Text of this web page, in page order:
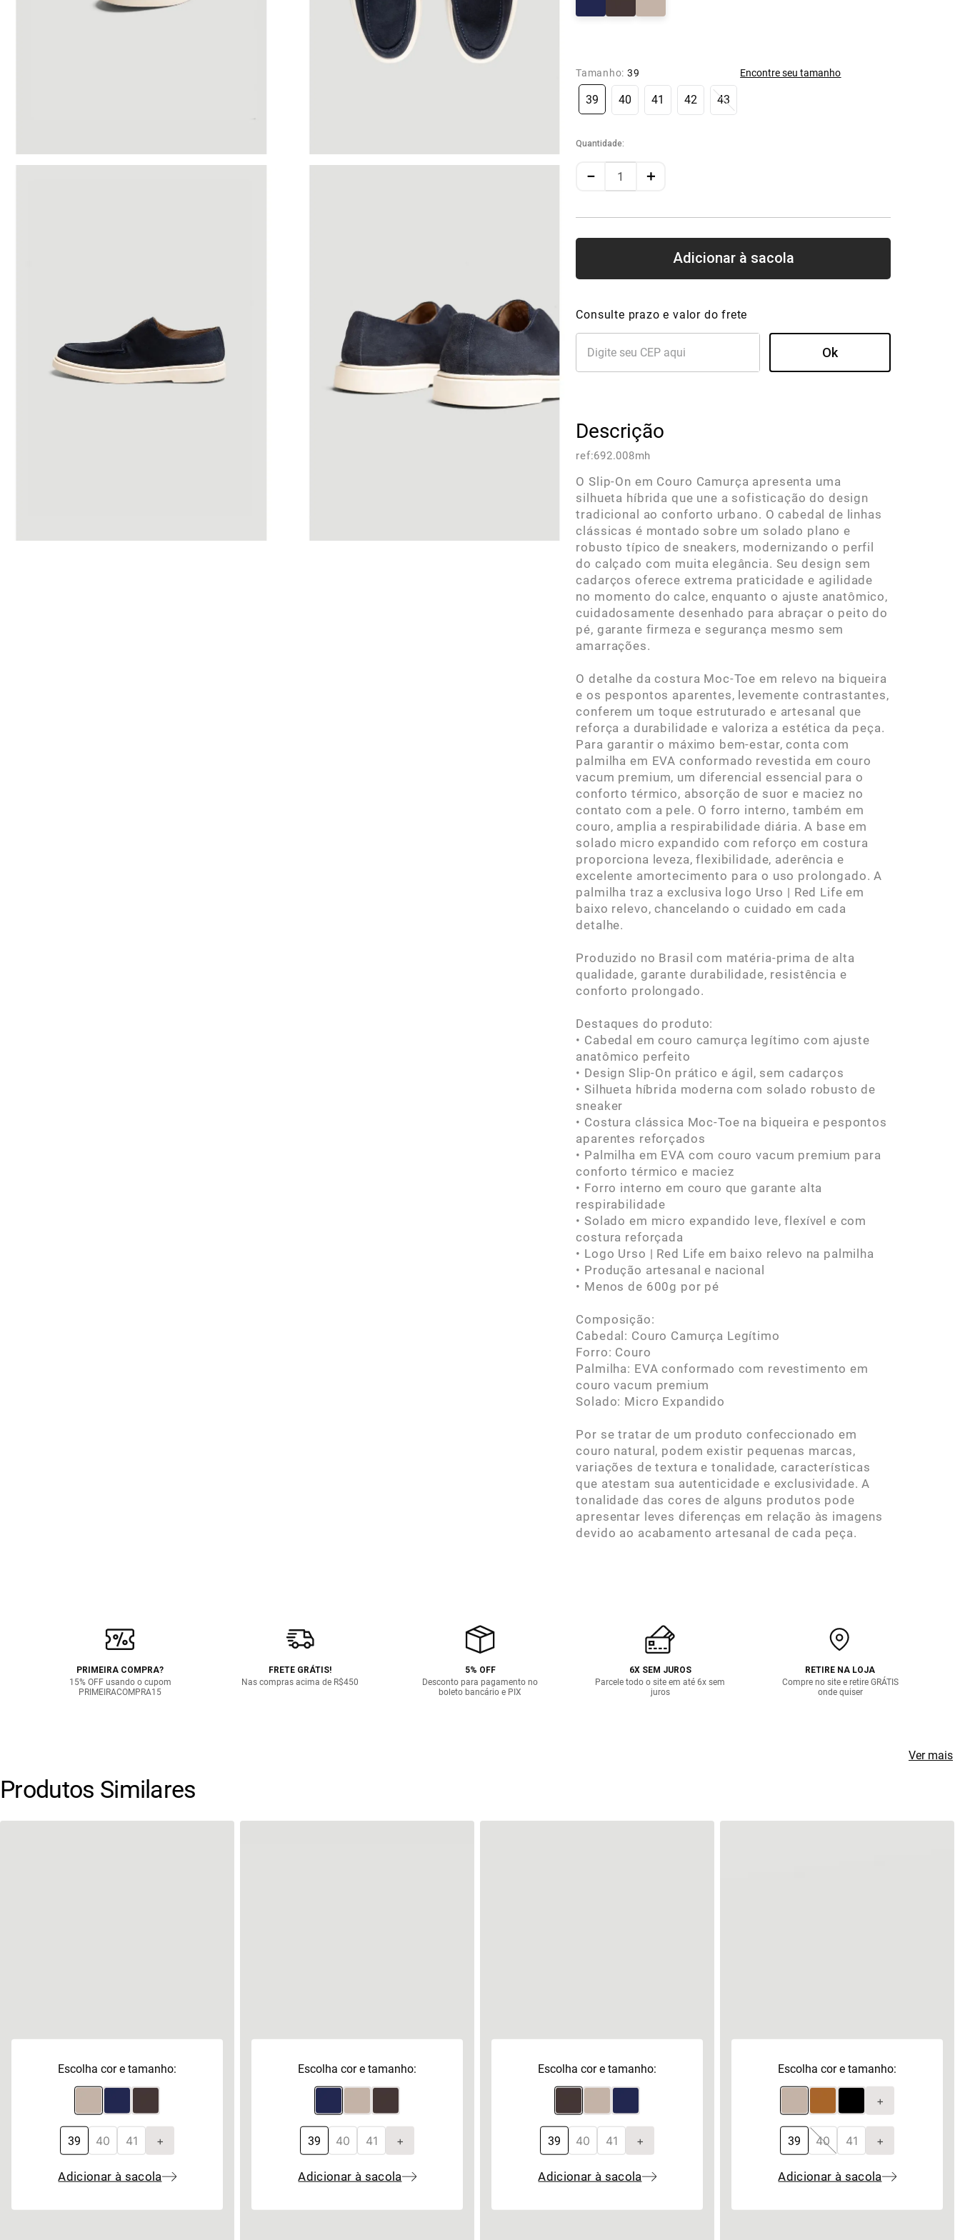
Tamanho: 39
39 40 41 42 43
Encontre seu tamanho
Quantidade
＋
－
Consulte prazo e valor do frete
Descrição
ref:692.008mh
O Slip-On em Couro Camurça apresenta uma
silhueta híbrida que une a sofisticação do design
tradicional ao conforto urbano. O cabedal de linhas
clássicas é montado sobre um solado plano e
robusto típico de sneakers, modernizando o perfil
do calçado com muita elegância. Seu design sem
cadarços oferece extrema praticidade e agilidade
no momento do calce, enquanto o ajuste anatômico,
cuidadosamente desenhado para abraçar o peito do
pé, garante firmeza e segurança mesmo sem
amarrações.
O detalhe da costura Moc-Toe em relevo na biqueira
e os pespontos aparentes, levemente contrastantes,
conferem um toque estruturado e artesanal que
reforça a durabilidade e valoriza a estética da peça.
Para garantir o máximo bem-estar, conta com
palmilha em EVA conformado revestida em couro
vacum premium, um diferencial essencial para o
conforto térmico, absorção de suor e maciez no
contato com a pele. O forro interno, também em
couro, amplia a respirabilidade diária. A base em
solado micro expandido com reforço em costura
proporciona leveza, flexibilidade, aderência e
excelente amortecimento para o uso prolongado. A
palmilha traz a exclusiva logo Urso | Red Life em
baixo relevo, chancelando o cuidado em cada
detalhe.
Produzido no Brasil com matéria-prima de alta
qualidade, garante durabilidade, resistência e
conforto prolongado.
Destaques do produto:
• Cabedal em couro camurça legítimo com ajuste
anatômico perfeito
• Design Slip-On prático e ágil, sem cadarços
• Silhueta híbrida moderna com solado robusto de
sneaker
• Costura clássica Moc-Toe na biqueira e pespontos
aparentes reforçados
• Palmilha em EVA com couro vacum premium para
conforto térmico e maciez
• Forro interno em couro que garante alta
respirabilidade
• Solado em micro expandido leve, flexível e com
costura reforçada
• Logo Urso | Red Life em baixo relevo na palmilha
• Produção artesanal e nacional
• Menos de 600g por pé
Composição:
Cabedal: Couro Camurça Legítimo
Forro: Couro
Palmilha: EVA conformado com revestimento em
couro vacum premium
Solado: Micro Expandido
Por se tratar de um produto confeccionado em
couro natural, podem existir pequenas marcas,
variações de textura e tonalidade, características
que atestam sua autenticidade e exclusividade. A
tonalidade das cores de alguns produtos pode
apresentar leves diferenças em relação às imagens
devido ao acabamento artesanal de cada peça.
PRIMEIRA COMPRA?
15% OFF usando o cupom
PRIMEIRACOMPRA15
FRETE GRÁTIS!
Nas compras acima de R$450
5% OFF
Desconto para pagamento no
boleto bancário e PIX
6X SEM JUROS
Parcele todo o site em até 6x sem
juros
RETIRE NA LOJA
Compre no site e retire GRÁTIS
onde quiser
Produtos Similares
Escolha cor e tamanho:
39 40 41 +
Adicionar à sacola
Escolha cor e tamanho:
39 40 41 +
Adicionar à sacola
Escolha cor e tamanho:
39 40 41 +
Adicionar à sacola
Escolha cor e tamanho:
+
39 40 41 +
Adicionar à sacola
Ver mais